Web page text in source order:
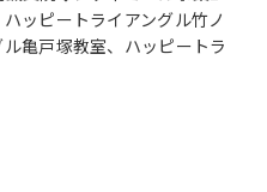
ッピートライアングル竹ノ
亀戸塚教室、ハッピートラ